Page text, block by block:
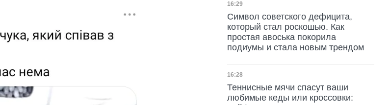
Дата публикации
16:29
Символ советского дефицита,
который стал роскошью. Как
простая авоська покорила
подиумы и стала новым трендом
Дата публикации
16:28
Теннисные мячи спасут ваши
любимые кеды или кроссовки: